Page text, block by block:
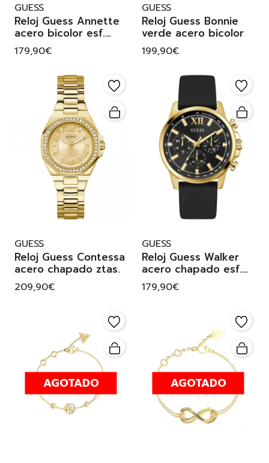
GUESS
Reloj Guess Annette
acero bicolor esf.
verde
179,90€
GUESS
Reloj Guess Bonnie
verde acero bicolor
199,90€
GUESS
Reloj Guess Contessa
acero chapado ztas.
209,90€
GUESS
Reloj Guess Walker
acero chapado esf.
negra correa
179,90€
AGOTADO AGOTADO